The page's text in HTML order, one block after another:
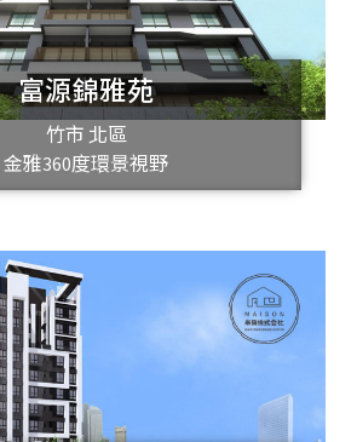
富源錦雅苑
竹市 北區
金雅360度環景視野